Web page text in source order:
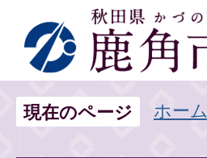
現在のページ ホーム